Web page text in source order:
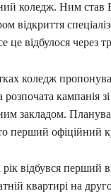
коледж. Ним став
відкриття
це відбулося через
коледж
розпочата кампанія
закладом.
перший офіційний
відбувся перший
квартирі на